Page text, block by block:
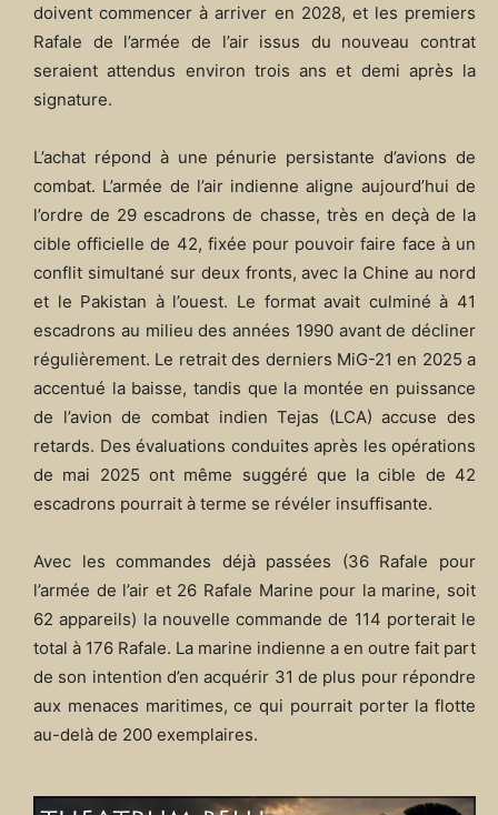
doivent commencer à arriver en 2028, et les premiers
Rafale de l’armée de l’air issus du nouveau contrat
seraient attendus environ trois ans et demi après la
signature.
L’achat répond à une pénurie persistante d’avions de
combat. L’armée de l’air indienne aligne aujourd’hui de
l’ordre de 29 escadrons de chasse, très en deçà de la
cible officielle de 42, fixée pour pouvoir faire face à un
conflit simultané sur deux fronts, avec la Chine au nord
et le Pakistan à l’ouest. Le format avait culminé à 41
escadrons au milieu des années 1990 avant de décliner
régulièrement. Le retrait des derniers MiG-21 en 2025 a
accentué la baisse, tandis que la montée en puissance
de l’avion de combat indien Tejas (LCA) accuse des
retards. Des évaluations conduites après les opérations
de mai 2025 ont même suggéré que la cible de 42
escadrons pourrait à terme se révéler insuffisante.
Avec les commandes déjà passées (36 Rafale pour
l’armée de l’air et 26 Rafale Marine pour la marine, soit
62 appareils) la nouvelle commande de 114 porterait le
total à 176 Rafale. La marine indienne a en outre fait part
de son intention d’en acquérir 31 de plus pour répondre
aux menaces maritimes, ce qui pourrait porter la flotte
au-delà de 200 exemplaires.